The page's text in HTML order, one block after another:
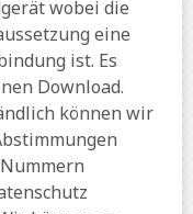
wobei die
eine
ist. Es
Download.
können wir